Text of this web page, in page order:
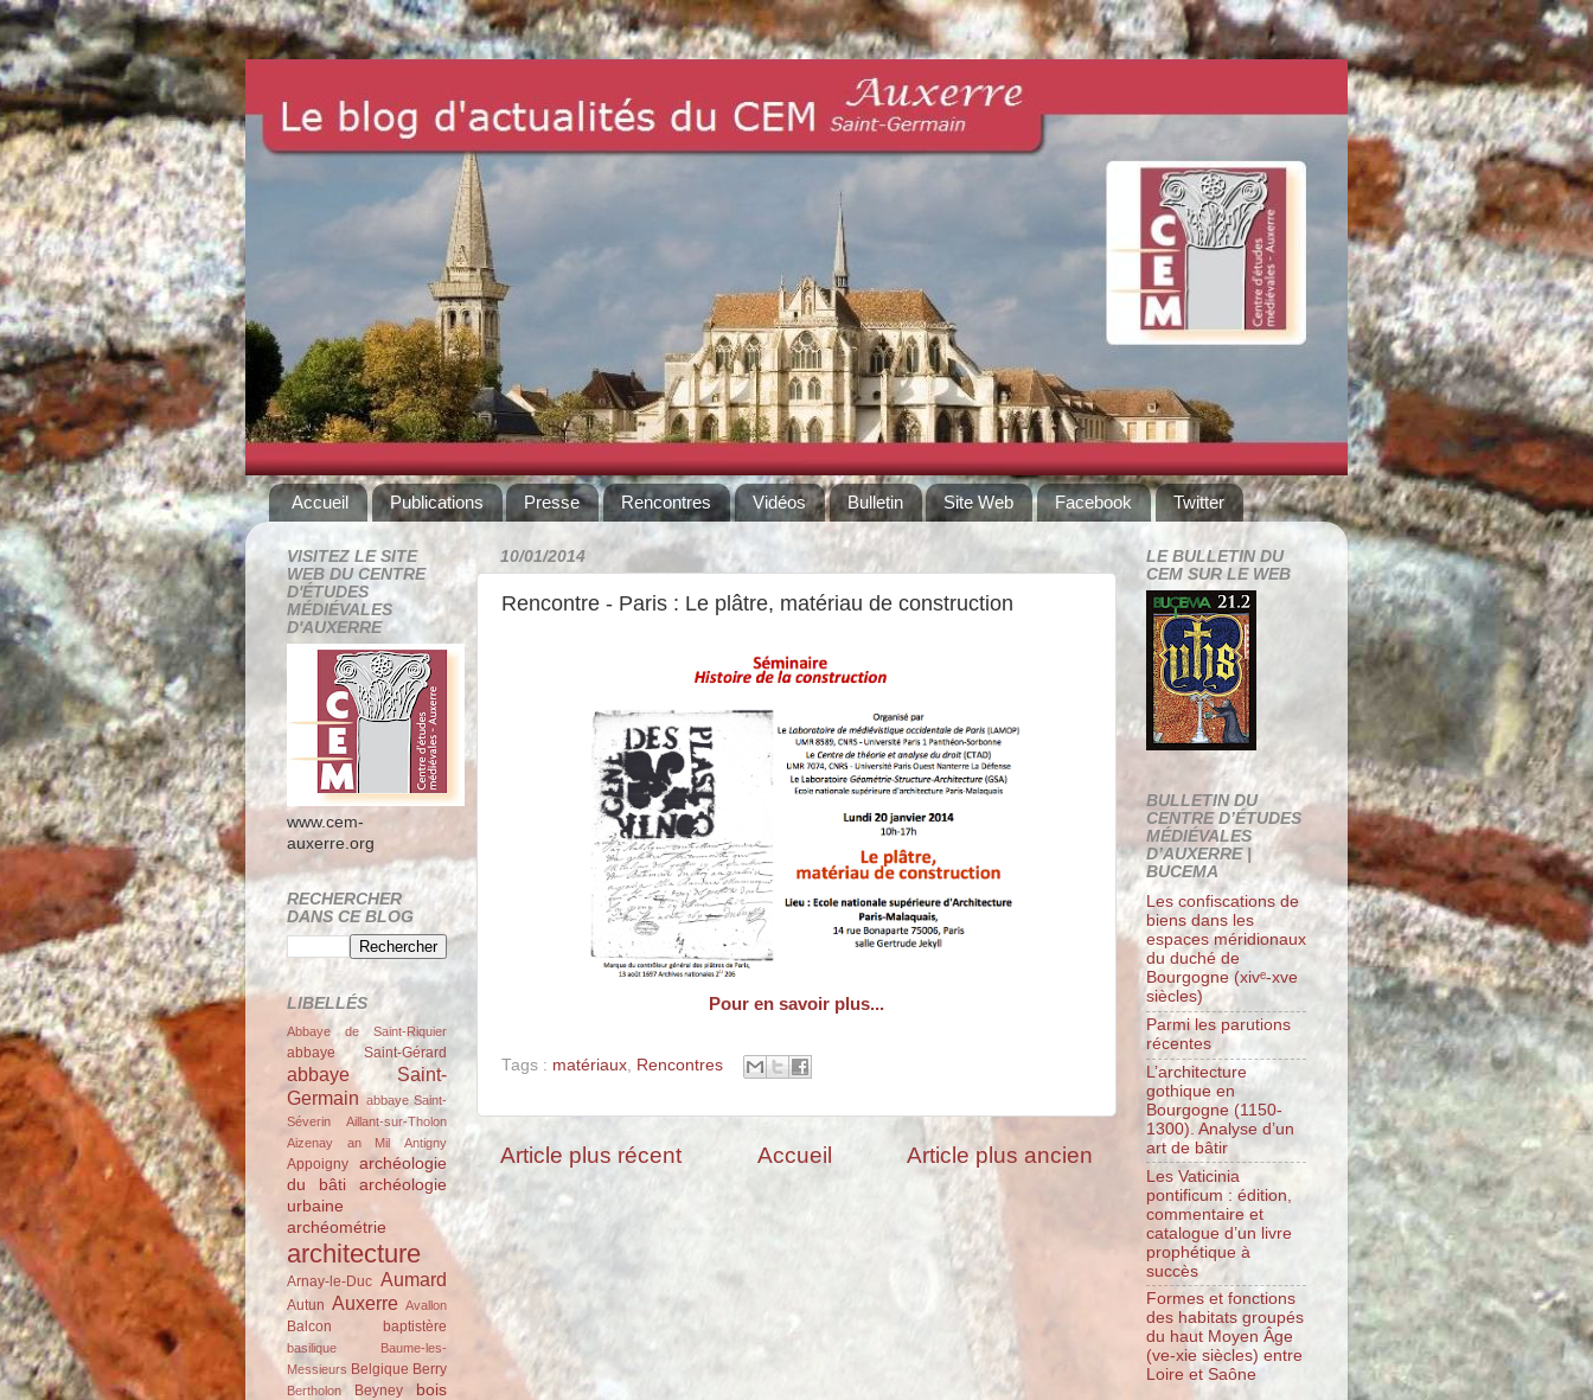
Accueil Publications Presse Rencontres Vidéos Bulletin Site Web Facebook Twitter
10/01/2014
Rencontre - Paris : Le plâtre, matériau de construction
Pour en savoir plus...
Tags : matériaux, Rencontres
Article plus récent Article plus ancien
Accueil
VISITEZ LE SITE
WEB DU CENTRE
D'ÉTUDES
MÉDIÉVALES
D'AUXERRE
www.cem-
auxerre.org
RECHERCHER
DANS CE BLOG
LIBELLÉS
Abbaye de Saint-Riquier
abbaye Saint-Gérard
abbaye Saint-
Germain abbaye Saint-
Séverin
Aillant-sur-Tholon
Aizenay
an Mil Antigny
Appoigny
archéologie
du bâti
archéologie
urbaine
archéométrie
architecture
Arnay-le-Duc Aumard
Autun Auxerre Avallon
Balcon baptistère
basilique
Baume-les-
Messieurs Belgique Berry
Bertholon Beyney bois
LE BULLETIN DU
CEM SUR LE WEB
BULLETIN DU
CENTRE D’ÉTUDES
MÉDIÉVALES
D’AUXERRE |
BUCEMA
Les confiscations de
biens dans les
espaces méridionaux
du duché de
Bourgogne (xivᵉ-xve
siècles)
Parmi les parutions
récentes
L’architecture
gothique en
Bourgogne (1150-
1300). Analyse d’un
art de bâtir
Les Vaticinia
pontificum : édition,
commentaire et
catalogue d’un livre
prophétique à
succès
Formes et fonctions
des habitats groupés
du haut Moyen Âge
(ve-xie siècles) entre
Loire et Saône